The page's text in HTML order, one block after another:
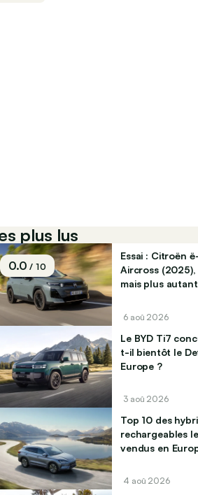
plus lus
0.0/ 10
Essai : Citroën
Aircross (2025),
mais plus autant
6 aoû 2026
Le BYD Ti7
t-il bientôt le
Europe ?
3 aoû 2026
Top 10 des
rechargeables
vendus en
4 aoû 2026